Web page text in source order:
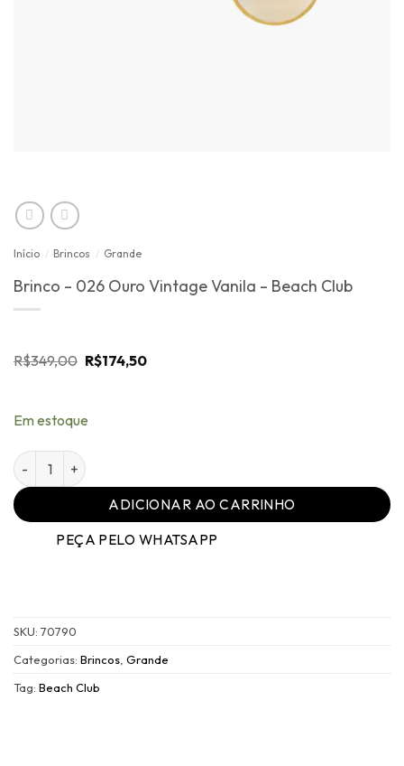
Início / Brincos / Grande
Brinco – 026 Ouro Vintage Vanila – Beach Club
R$349,00 O
R$349,00.
R$174,50O
Em estoque
Brinco - 026 Ouro Vintage Vanila - Beach Club quantidade
ADICIONAR AO CARRINHO
PEÇA PELO WHATSAPP
SKU: 70790
Categorias: Brincos Grande
Tag: Beach Club